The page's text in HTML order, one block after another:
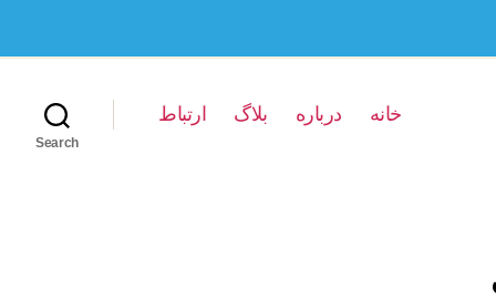
خانه درباره بلاگ ارتباط
Search